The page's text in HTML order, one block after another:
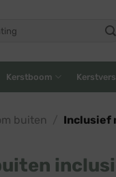
Kerstboom
buiten Inclusief